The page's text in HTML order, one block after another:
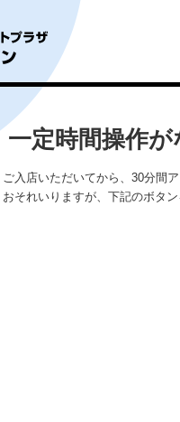
一定時間操作
ご入店いただいてから、30分間
おそれいりますが、下記のボタ